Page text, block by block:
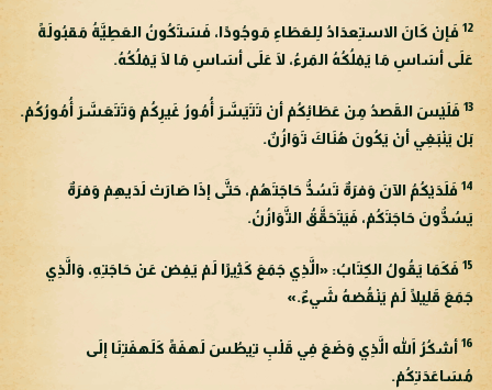
12 فَإنْ كَانَ الاستِعدَادُ لِلعَطَاءِ مَوجُودًا، فَسَتَكُونُ العَطِيَّةُ مَقبُولَةً
عَلَى أسَاسِ مَا يَمْلُكُهُ المَرءُ، لَا عَلَى أسَاسِ مَا لَا يَمْلُكُهُ.
13 فَلَيْسَ القَصدُ مِنْ عَطَائِكُمْ أنْ تَتَيَسَّرَ أُمُورُ غَيرِكُمْ وَتَتَعَسَّرَ أُمُورُكُمْ.
بَلْ يَنْبَغِي أنْ يَكُونَ هُنَاكَ تَوَازُنٌ.
14 فَلَدَيْكُمُ الآنَ وَفرَةٌ تَسُدُّ حَاجَتَهُمْ، حَتَّى إذَا صَارَتْ لَدَيهِمْ وَفرَةٌ
يَسُدُّونَ حَاجَتَكُمْ، فَيَتَحَقَّقُ التَّوَازُنُ.
15 فَكَمَا يَقُولُ الكِتَابُ: «الَّذِي جَمَعَ كَثِيرًا لَمْ يَفِضْ عَنْ حَاجَتِهِ، وَالَّذِي
جَمَعَ قَلِيلًا لَمْ يَنْقُصْهُ شَيءٌ.»
16 أشكُرُ اللهَ الَّذِي وَضَعَ فِي قَلْبِ تِيطُسَ لَهفَةً كَلَهفَتِنَا إلَى
مُسَاعَدَتِكُمْ.